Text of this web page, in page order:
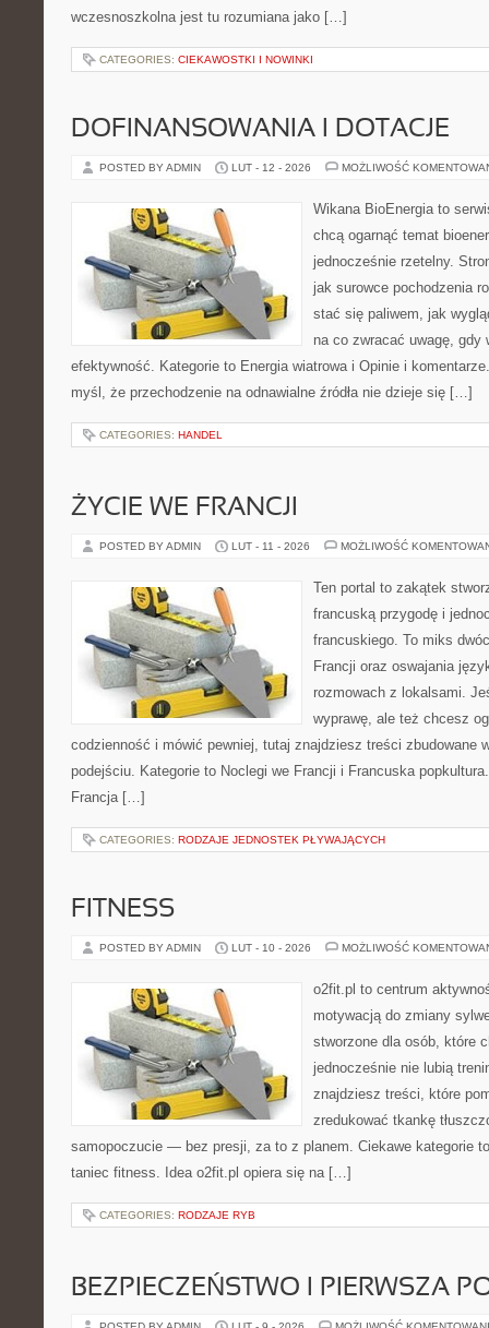
wczesnoszkolna jest tu rozumiana jako […]
CATEGORIES: CIEKAWOSTKI I NOWINKI
DOFINANSOWANIA I DOTACJE
POSTED BY ADMIN LUT - 12 - 2026 MOŻLIWOŚĆ
Wikana BioEnergia to
chcą ogarnąć temat
jednocześnie rzetelny.
jak surowce pochodzenia
stać się paliwem, jak
na co zwracać uwagę, gdy
efektywność. Kategorie to Energia wiatrowa i Opinie i
myśl, że przechodzenie na odnawialne źródła nie dzieje się […]
CATEGORIES: HANDEL
ŻYCIE WE FRANCJI
POSTED BY ADMIN LUT - 11 - 2026 MOŻLIWOŚĆ
Ten portal to zakątek
francuską przygodę i
francuskiego. To miks
Francji oraz oswajania
rozmowach z lokalsami.
wyprawę, ale też chcesz
codzienność i mówić pewniej, tutaj znajdziesz treści zbudowane
podejściu. Kategorie to Noclegi we Francji i Francuska
Francja […]
CATEGORIES: RODZAJE JEDNOSTEK PŁYWAJĄCYCH
FITNESS
POSTED BY ADMIN LUT - 10 - 2026 MOŻLIWOŚĆ
o2fit.pl to centrum
motywacją do zmiany
stworzone dla osób, które
jednocześnie nie lubią
znajdziesz treści, które
zredukować tkankę
samopoczucie — bez presji, za to z planem. Ciekawe kategorie
taniec fitness. Idea o2fit.pl opiera się na […]
CATEGORIES: RODZAJE RYB
BEZPIECZEŃSTWO I PIERWSZA